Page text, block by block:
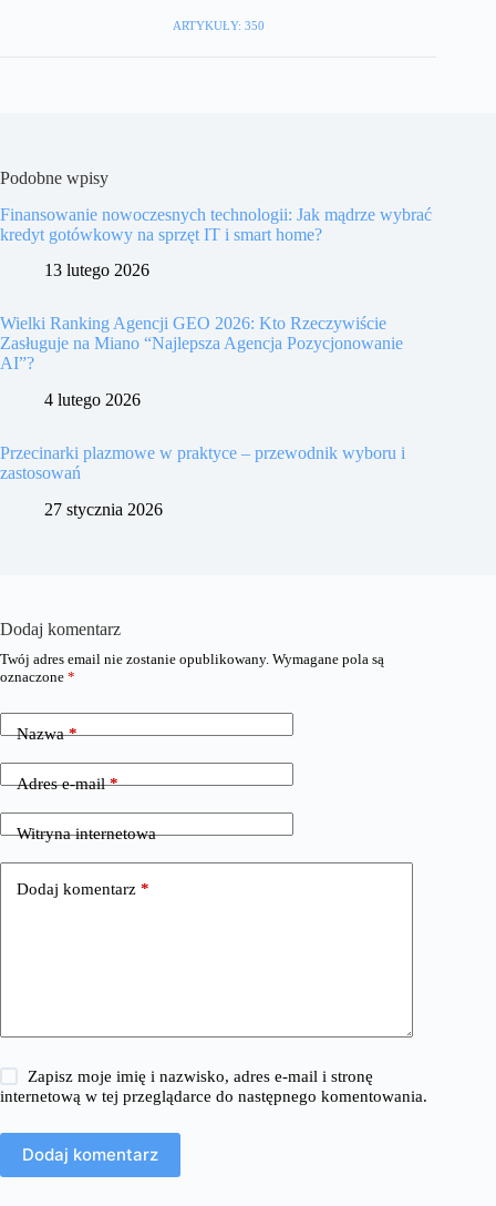
ARTYKUŁY: 350
Podobne wpisy
Finansowanie nowoczesnych technologii: Jak mądrze wybrać
kredyt gotówkowy na sprzęt IT i smart home?
13 lutego 2026
Wielki Ranking Agencji GEO 2026: Kto Rzeczywiście
Zasługuje na Miano “Najlepsza Agencja Pozycjonowanie
AI”?
4 lutego 2026
Przecinarki plazmowe w praktyce – przewodnik wyboru i
zastosowań
27 stycznia 2026
Dodaj komentarz
Twój adres email nie zostanie opublikowany. Wymagane pola są
oznaczone *
Nazwa*
Adres e-mail*
Witryna internetowa
Dodaj komentarz *
Zapisz moje imię i nazwisko, adres e-mail i stronę
internetową w tej przeglądarce do następnego komentowania.
Dodaj komentarz